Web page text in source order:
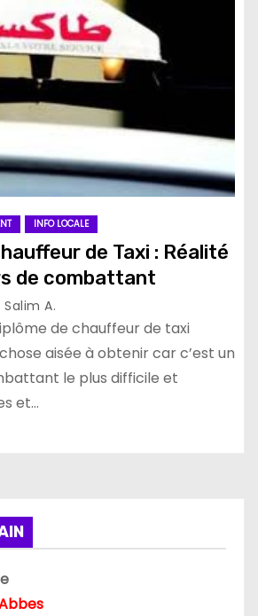
INFO LOCALE
de Taxi : Réalité
de combattant
Salim A.
de chauffeur de taxi
aisée à obtenir car c’est un
le plus difficile et
et…